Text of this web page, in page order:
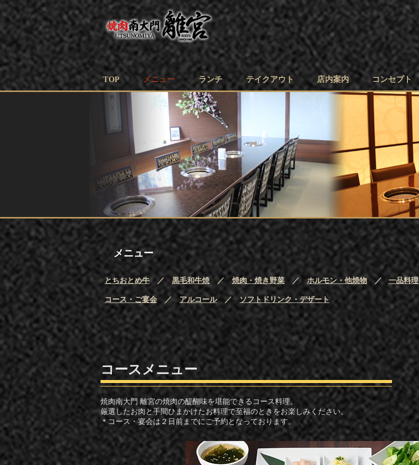
TOP メニュー ランチ テイクアウト 店内案内 コンセプト
​メニュー
一品料理
​とちおとめ牛／ 黒毛和牛焼／焼肉・焼き野菜 ／ホルモン・他焼物／
コース・ご宴会 ／ アルコール／ ソフトドリンク・デザート
​コースメニュー
焼肉南大門 離宮の焼肉の醍醐味を堪能できるコース料理。
​厳選したお肉と手間ひまかけたお料理で至福のときをお楽しみください。
​＊コース・宴会は２日前までにご予約となっております。